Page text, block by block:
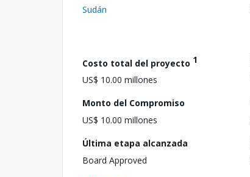
Sudán
Costo total del proyecto 1
US$ 10.00 millones
Monto del Compromiso
US$ 10.00 millones
Última etapa alcanzada
Board Approved